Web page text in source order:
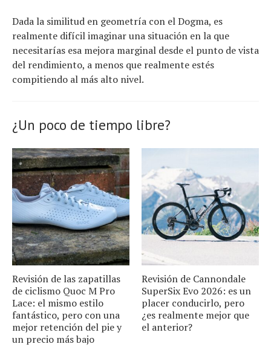
Dada la similitud en geometría con el Dogma, es
realmente difícil imaginar una situación en la que
necesitarías esa mejora marginal desde el punto de vista
del rendimiento, a menos que realmente estés
compitiendo al más alto nivel.
¿Un poco de tiempo libre?
Revisión de las zapatillas
de ciclismo Quoc M Pro
Lace: el mismo estilo
fantástico, pero con una
mejor retención del pie y
un precio más bajo
Revisión de Cannondale
SuperSix Evo 2026: es un
placer conducirlo, pero
¿es realmente mejor que
el anterior?